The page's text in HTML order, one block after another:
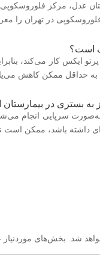
عدل، مرکز
در تهران را
است؟
ایکس کار می‌کند،
حداقل ممکن کاهش
به بستری در
سرپایی انجام
داشته باشد، ممکن است
شد. بخش‌های